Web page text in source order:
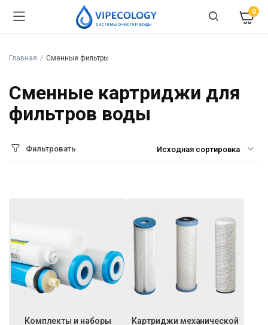
0
Главная Сменные фильтры
Сменные картриджи для
фильтров воды
Фильтровать
Комплекты и наборы
Картриджи механической